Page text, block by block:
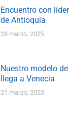
Encuentro con
de Antioquia
28 marzo, 2025
Nuestro modelo
llega a Venecia
21 marzo, 2025